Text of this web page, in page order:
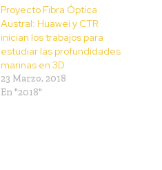
Proyecto Fibra Óptica
Austral: Huawei y CTR
inician los trabajos para
estudiar las profundidades
marinas en 3D
23 Marzo, 2018
En "2018"